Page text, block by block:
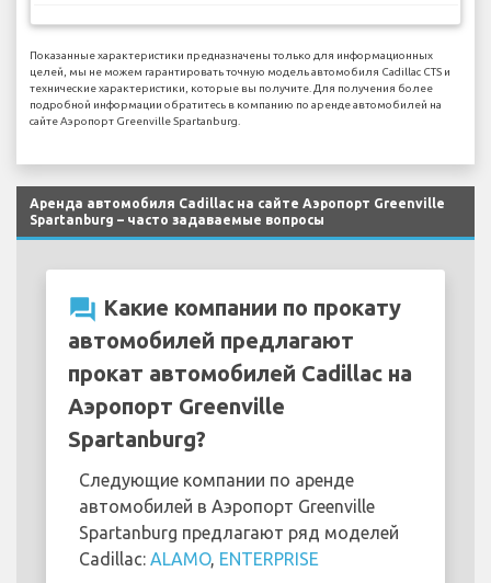
Показанные характеристики предназначены только для информационных
целей, мы не можем гарантировать точную модель автомобиля Cadillac CTS и
технические характеристики, которые вы получите. Для получения более
подробной информации обратитесь в компанию по аренде автомобилей на
сайте Аэропорт Greenville Spartanburg.
Аренда автомобиля Cadillac на сайте Аэропорт Greenville
Spartanburg – часто задаваемые вопросы
question_answer Какие компании по прокату
автомобилей предлагают
прокат автомобилей Cadillac на
Аэропорт Greenville
Spartanburg?
Следующие компании по аренде
автомобилей в Аэропорт Greenville
Spartanburg предлагают ряд моделей
Cadillac: ALAMO, ENTERPRISE